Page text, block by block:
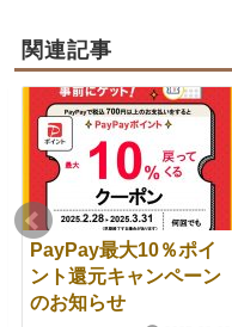
関連記事
PayPay最大10％ポイ
ント還元キャンペーン
のお知らせ